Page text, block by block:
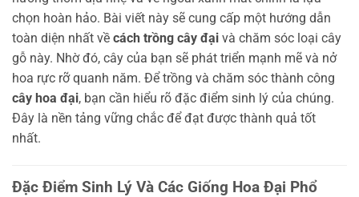
chọn hoàn hảo. Bài viết này sẽ cung cấp một hướng dẫn
toàn diện nhất về cách trồng cây đại và chăm sóc loại cây
gỗ này. Nhờ đó, cây của bạn sẽ phát triển mạnh mẽ và nở
hoa rực rỡ quanh năm. Để trồng và chăm sóc thành công
cây hoa đại, bạn cần hiểu rõ đặc điểm sinh lý của chúng.
Đây là nền tảng vững chắc để đạt được thành quả tốt
nhất.
Đặc Điểm Sinh Lý Và Các Giống Hoa Đại Phổ